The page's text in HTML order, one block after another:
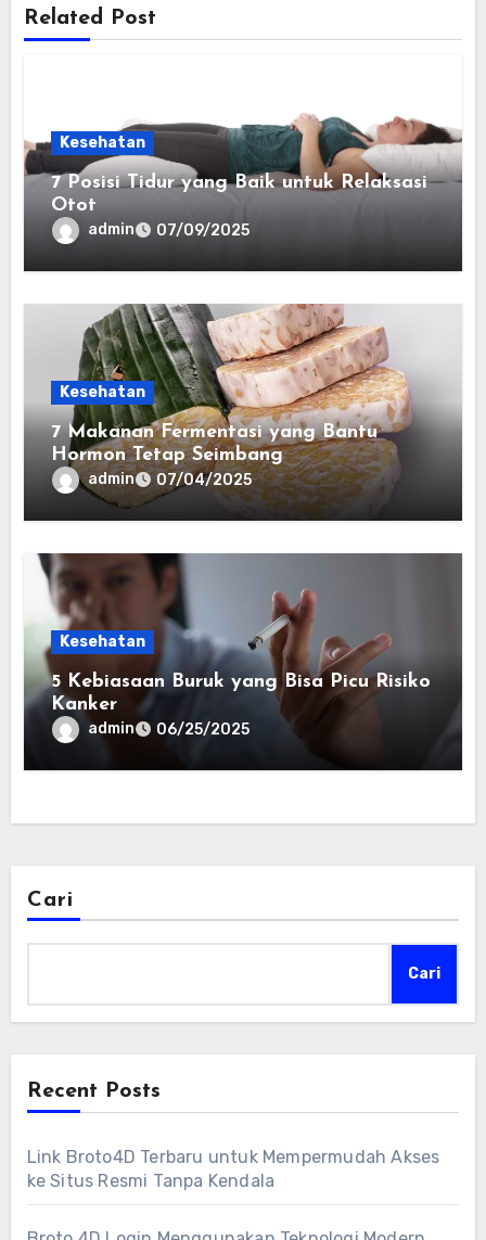
Related Post
Kesehatan
7 Posisi Tidur yang Baik untuk Relaksasi
Otot
admin 07/09/2025
Kesehatan
7 Makanan Fermentasi yang Bantu
Hormon Tetap Seimbang
admin 07/04/2025
Kesehatan
5 Kebiasaan Buruk yang Bisa Picu Risiko
Kanker
admin 06/25/2025
Cari
Cari
Recent Posts
Link Broto4D Terbaru untuk Mempermudah Akses
ke Situs Resmi Tanpa Kendala